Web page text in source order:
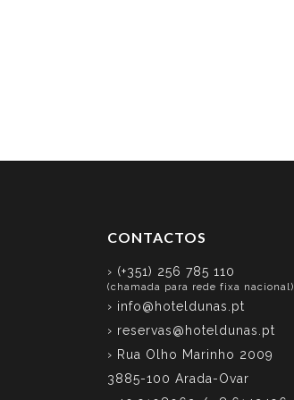
CONTACTOS
› (+351) 256 785 110
(chamada para rede fixa nacional)
› info@hoteldunas.pt
› reservas@hoteldunas.pt
› Rua Olho Marinho 2009
3885-100 Arada-Ovar